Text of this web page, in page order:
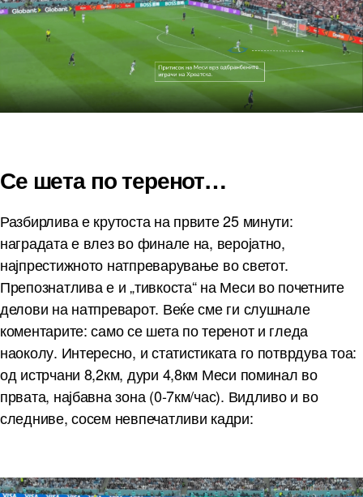
Се шета по теренот…
Разбирлива е крутоста на првите 25 минути:
наградата е влез во финале на, веројатно,
најпрестижното натпреварување во светот.
Препознатлива е и „тивкоста“ на Меси во почетните
делови на натпреварот. Веќе сме ги слушнале
коментарите: само се шета по теренот и гледа
наоколу. Интересно, и статистиката го потврдува тоа:
од истрчани 8,2км, дури 4,8км Меси поминал во
првата, најбавна зона (0-7км/час). Видливо и во
следниве, сосем невпечатливи кадри: